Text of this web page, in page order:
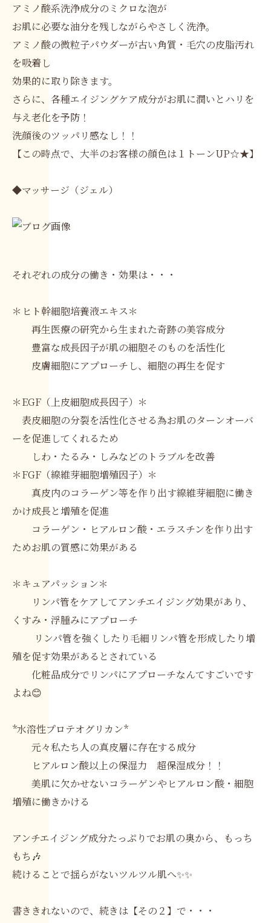
アミノ酸系洗浄成分のミクロな泡が
お肌に必要な油分を残しながらやさしく洗浄。
アミノ酸の微粒子パウダーが古い角質・毛穴の皮脂汚れ
を吸着し
効果的に取り除きます。
さらに、各種エイジングケア成分がお肌に潤いとハリを
与え老化を予防！
洗顔後のツッパリ感なし！！
【この時点で、大半のお客様の顔色は１トーンUP☆★】
◆マッサージ（ジェル）
それぞれの成分の働き・効果は・・・
＊ヒト幹細胞培養液エキス＊
再生医療の研究から生まれた奇跡の美容成分
豊富な成長因子が肌の細胞そのものを活性化
皮膚細胞にアプローチし、細胞の再生を促す
＊EGF（上皮細胞成長因子）＊
表皮細胞の分裂を活性化させる為お肌のターンオーバ
ーを促進してくれるため
しわ・たるみ・しみなどのトラブルを改善
＊FGF（線維芽細胞増殖因子）＊
真皮内のコラーゲン等を作り出す線維芽細胞に働き
かけ成長と増殖を促進
コラーゲン・ヒアルロン酸・エラスチンを作り出す
ためお肌の質感に効果がある
＊キュアパッション＊
リンパ管をケアしてアンチエイジング効果があり、
くすみ・浮腫みにアプローチ
リンパ管を強くしたり毛細リンパ管を形成したり増
殖を促す効果があるとされている
化粧品成分でリンパにアプローチなんてすごいです
よね😊
*水溶性プロテオグリカン*
元々私たち人の真皮層に存在する成分
ヒアルロン酸以上の保湿力 超保湿成分！！
美肌に欠かせないコラーゲンやヒアルロン酸・細胞
増殖に働きかける
アンチエイジング成分たっぷりでお肌の奥から、もっち
もち🎶
続けることで揺らがないツルツル肌へ✨✨
書ききれないので、続きは【その２】で・・・